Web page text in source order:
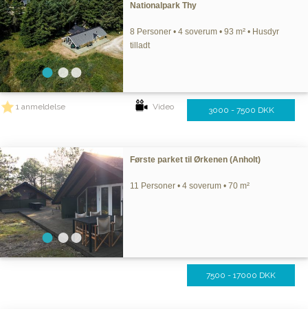
Nationalpark Thy
8 Personer • 4 soverum • 93 m² • Husdyr
tilladt
1 anmeldelse Video 3000 - 7500 DKK
Første parket til Ørkenen (Anholt)
11 Personer • 4 soverum • 70 m²
7500 - 17000 DKK